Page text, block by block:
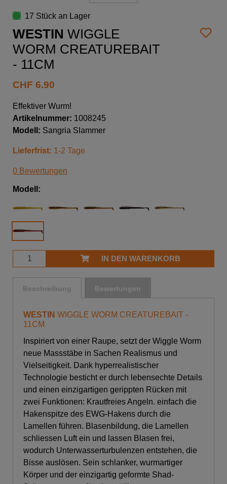
17 Stück an Lager
WESTIN WIGGLE
WORM CREATUREBAIT
- 11CM
CHF 6.90
Effektiver Wurm!
Artikelnummer: 1008245
Modell: Sangria Slammer
Lieferfrist: 1-2 Tage
0 Bewertungen
Modell:
IN DEN WARENKORB
Beschreibung Bewertungen
WESTIN WIGGLE WORM CREATUREBAIT -
11CM
Inspiriert von einer Raupe, setzt der Wiggle Worm
neue Massstäbe in Sachen Realismus und
Vielseitigkeit. Dank hyperrealistischer
Technologie besticht er durch lebensechte Details
und einen einzigartigen gerippten Rücken mit
zwei Funktionen: Krautfreies Angeln. einfach die
Hakenspitze des EWG-Hakens durch die
Lamellen führen. Blasenbildung, die Lamellen
schliessen Luft ein und lassen Blasen frei,
wodurch Unterwasserturbulenzen entstehen, die
Bisse auslösen. Sein schlanker, wurmartiger
Körper und der einzigartig geformte Shad-